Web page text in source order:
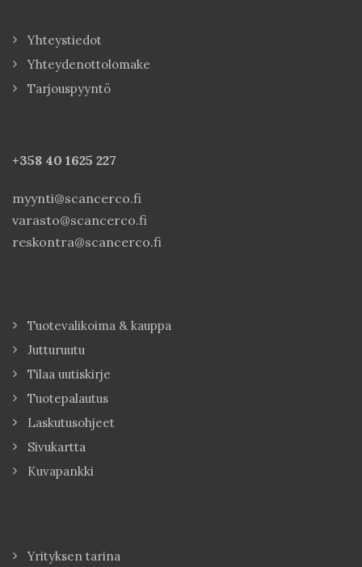
Yhteystiedot
Yhteydenottolomake
Tarjouspyyntö
+358 40 1625 227
myynti@scancerco.fi
varasto@scancerco.fi
reskontra@scancerco.fi
Tuotevalikoima & kauppa
Jutturuutu
Tilaa uutiskirje
Tuotepalautus
Laskutusohjeet
Sivukartta
Kuvapankki
Yrityksen tarina